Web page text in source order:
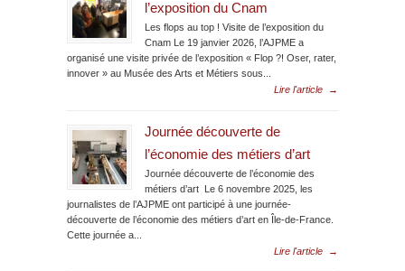
l’exposition du Cnam
Les flops au top ! Visite de l’exposition du
Cnam Le 19 janvier 2026, l’AJPME a
organisé une visite privée de l’exposition « Flop ?! Oser, rater,
innover » au Musée des Arts et Métiers sous...
Lire l'article
→
Journée découverte de
l’économie des métiers d’art
Journée découverte de l’économie des
métiers d’art Le 6 novembre 2025, les
journalistes de l’AJPME ont participé à une journée-
découverte de l’économie des métiers d’art en Île-de-France.
Cette journée a...
Lire l'article
→